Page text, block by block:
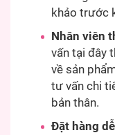
khảo trước
Nhân viên
vấn tại đây
về sản
tư vấn chi
bản thân.
Đặt hàng